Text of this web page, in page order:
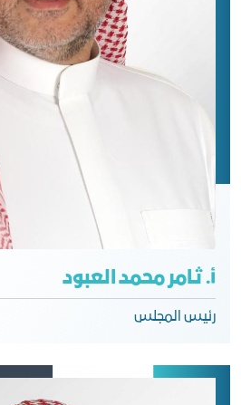
أ. ثامر محمد العبود
رئيس المجلس